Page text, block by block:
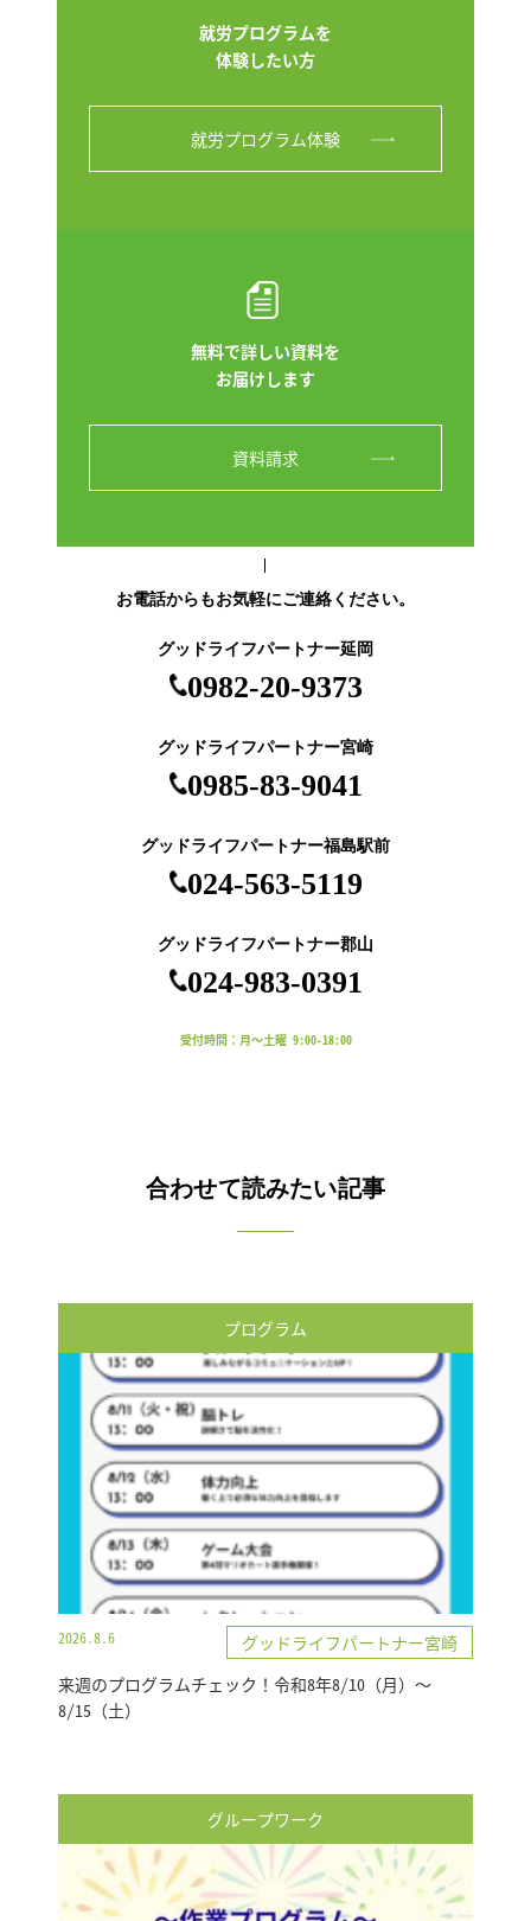
就労プログラムを
体験したい方
就労プログラム体験
無料で詳しい資料を
お届けします
資料請求
お電話からもお気軽にご連絡ください。
グッドライフパートナー延岡
0982-20-9373
グッドライフパートナー宮崎
0985-83-9041
グッドライフパートナー福島駅前
024-563-5119
グッドライフパートナー郡山
024-983-0391
受付時間：月～土曜 9:00-18:00
合わせて読みたい記事
プログラム
2026.8.6
グッドライフパートナー宮崎
来週のプログラムチェック！令和8年8/10（月）～
8/15（土）
グループワーク